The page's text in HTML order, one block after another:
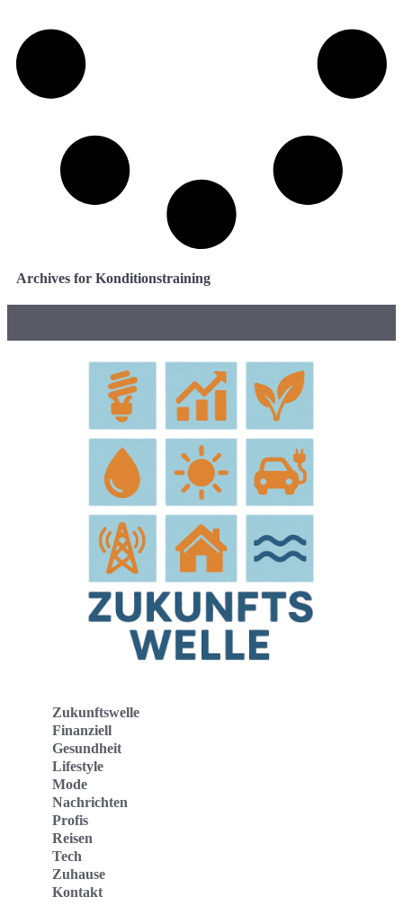
Archives for Konditionstraining
Zukunftswelle
Finanziell
Gesundheit
Lifestyle
Mode
Nachrichten
Profis
Reisen
Tech
Zuhause
Kontakt